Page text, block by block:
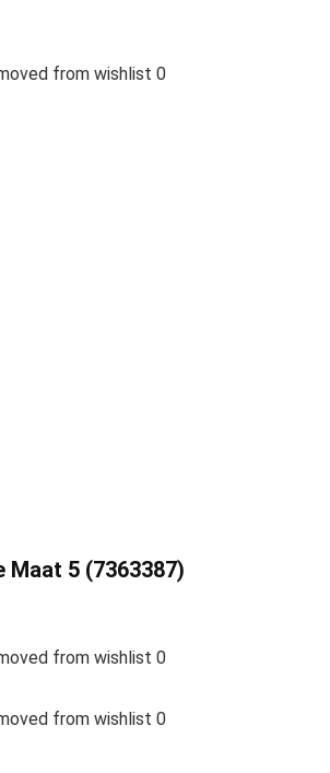
from wishlist 0
Maat 5 (7363387)
from wishlist 0
from wishlist 0